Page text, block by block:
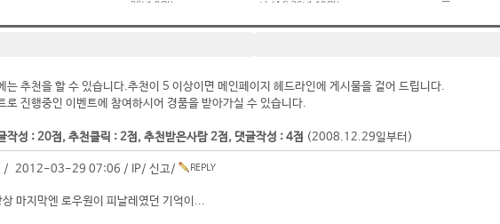
는 추천을 할 수 있습니다.추천이 5 이상이면 메인페이지 헤드라인에 게시물을 걸어 드립니다.
로 진행중인 이벤트에 참여하시어 경품을 받아가실 수 있습니다.
작성 : 20점, 추천클릭 : 2점, 추천받은사람 2점, 댓글작성 : 4점 (2008.12.29일부터)
/ 2012-03-29 07:06 / IP/ 신고/
마지막엔 로우원이 피날레였던 기억이...